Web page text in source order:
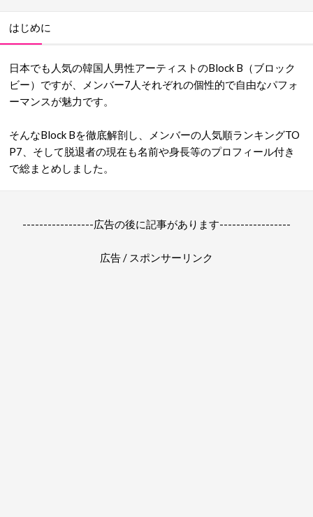
はじめに
日本でも人気の韓国人男性アーティストのBlock B（ブロック
ビー）ですが、メンバー7人それぞれの個性的で自由なパフォ
ーマンスが魅力です。
そんなBlock Bを徹底解剖し、メンバーの人気順ランキングTO
P7、そして脱退者の現在も名前や身長等のプロフィール付き
で総まとめしました。
-----------------広告の後に記事があります-----------------
広告 / スポンサーリンク